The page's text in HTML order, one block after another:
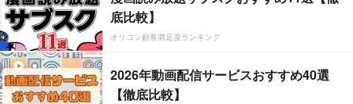
底比較】
オリコン顧客満足度ランキング
2026年動画配信サービスおすすめ40選
【徹底比較】